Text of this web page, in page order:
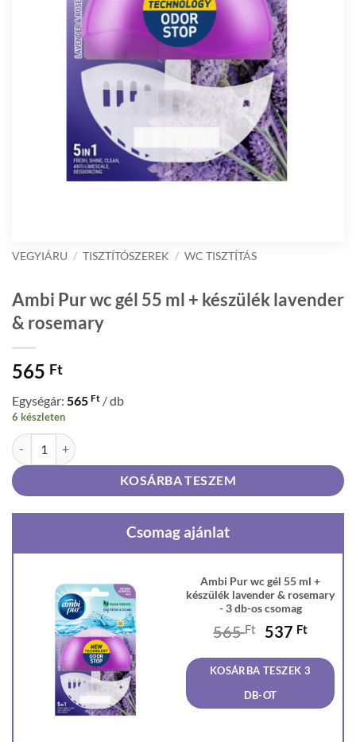
VEGYIÁRU / TISZTÍTÓSZEREK / WC TISZTÍTÁS
Ambi Pur wc gél 55 ml + készülék lavender
& rosemary
565 Ft
Egységár: 565 Ft / db
6 készleten
Ambi Pur wc gél 55 ml + készülék lavender & rosemary mennyiség
KOSÁRBA TESZEM
Csomag ajánlat
Ambi Pur wc gél 55 ml +
készülék lavender & rosemary
- 3 db-os csomag
565Ft
Original
was:
565 Ft.
537 Ft
is:
537
KOSÁRBA TESZEK 3
DB-OT